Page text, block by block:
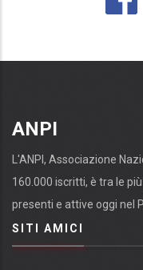
ANPI
L'ANPI, Associazione
160.000 iscritti, è tra le
presenti e attive oggi nel
SITI AMICI